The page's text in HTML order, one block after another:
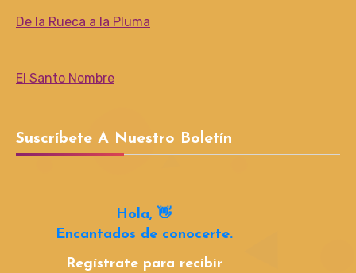
De la Rueca a la Pluma
El Santo Nombre
Suscríbete A Nuestro Boletín
Hola, 👋
Encantados de conocerte.
Regístrate para recibir